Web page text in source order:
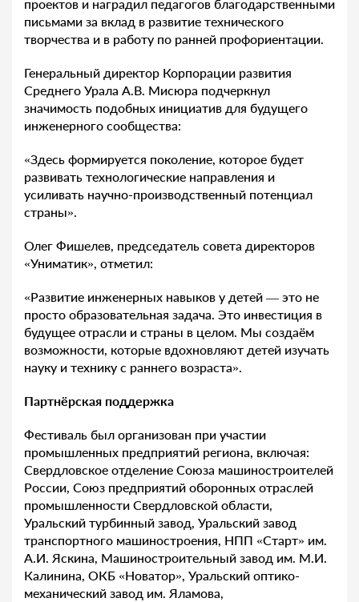
проектов и наградил педагогов благодарственными
письмами за вклад в развитие технического
творчества и в работу по ранней профориентации.
Генеральный директор Корпорации развития
Среднего Урала А.В. Мисюра подчеркнул
значимость подобных инициатив для будущего
инженерного сообщества:
«Здесь формируется поколение, которое будет
развивать технологические направления и
усиливать научно-производственный потенциал
страны».
Олег Фишелев, председатель совета директоров
«Униматик», отметил:
«Развитие инженерных навыков у детей — это не
просто образовательная задача. Это инвестиция в
будущее отрасли и страны в целом. Мы создаём
возможности, которые вдохновляют детей изучать
науку и технику с раннего возраста».
Партнёрская поддержка
Фестиваль был организован при участии
промышленных предприятий региона, включая:
Свердловское отделение Союза машиностроителей
России, Союз предприятий оборонных отраслей
промышленности Свердловской области,
Уральский турбинный завод, Уральский завод
транспортного машиностроения, НПП «Старт» им.
А.И. Яскина, Машиностроительный завод им. М.И.
Калинина, ОКБ «Новатор», Уральский оптико-
механический завод им. Яламова,